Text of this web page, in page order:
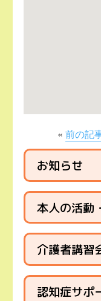
« 前の記
お知らせ
本人の活動
介護者講習
認知症サポ